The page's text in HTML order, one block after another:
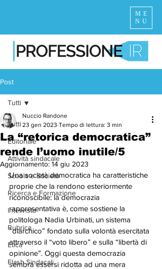
ME
NU
Post
Tutti
Editoriale
Attività sindacale
Scuola e Società
Ricerca e Formazione
Intervista
Rubrica
Etica
Flash Sindacali
Tutti
La “retorica democratica”
rende l’uomo inutile/5
Nuccio Randone
23 gen 2023 Tempo di lettura: 3 min
Aggiornamento: 14 giu 2023
Una società democratica ha caratteristiche
proprie che la rendono esteriormente
riconoscibile: la democrazia
rappresentativa è, come sostiene la
politologa Nadia Urbinati, un sistema
“diarchico” fondato sulla volontà esercitata
attraverso il “voto libero” e sulla “libertà di
opinione”. Oggi questa democrazia
sembra essersi ridotta ad una mera